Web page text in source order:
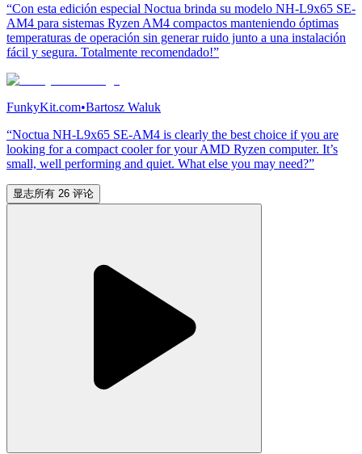
“Con esta edición especial Noctua brinda su modelo NH-L9x65 SE-
AM4 para sistemas Ryzen AM4 compactos manteniendo óptimas
temperaturas de operación sin generar ruido junto a una instalación
fácil y segura. Totalmente recomendado!”
FunkyKit.com•Bartosz Waluk
“Noctua NH-L9x65 SE-AM4 is clearly the best choice if you are
looking for a compact cooler for your AMD Ryzen computer. It’s
small, well performing and quiet. What else you may need?”
显志所有 26 评论